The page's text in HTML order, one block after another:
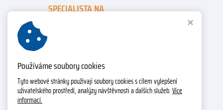
SPECIALISTA NA
IČ: 28316398, DIČ: CZ28316398
Prodej a servis
Tel.:(+420) 777 855 617
Používáme soubory cookies
Tyto webové stránky používají soubory cookies s cílem vylepšení
uživatelského prostředí, analýzy návštěvnosti a dalších služeb.Více
informací.